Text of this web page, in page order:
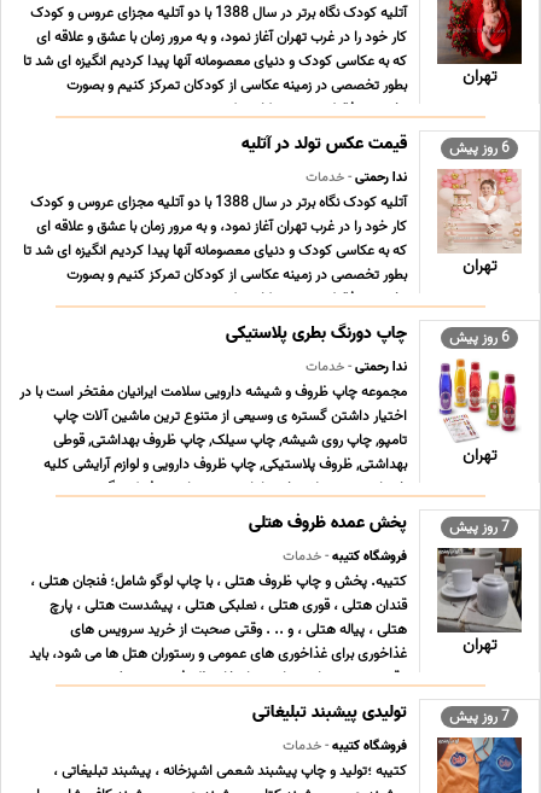
تهران
آتلیه کودک نگاه برتر در سال 1388 با دو آتلیه مجزای عروس و کودک
کار خود را در غرب تهران آغاز نمود، و به مرور زمان با عشق و علاقه ای
که به عکاسی کودک و دنیای معصومانه آنها پیدا کردیم انگیزه ای شد تا
بطور تخصصی در زمینه عکاسی از کودکان تمرکز کنیم و بصورت
تخصصی فقط در زمینه عکاسی کود ... ...
6 روز پیش
تهران
قیمت عکس تولد در آتلیه
ندا رحمتی- خدمات
آتلیه کودک نگاه برتر در سال 1388 با دو آتلیه مجزای عروس و کودک
کار خود را در غرب تهران آغاز نمود، و به مرور زمان با عشق و علاقه ای
که به عکاسی کودک و دنیای معصومانه آنها پیدا کردیم انگیزه ای شد تا
بطور تخصصی در زمینه عکاسی از کودکان تمرکز کنیم و بصورت
تخصصی فقط در زمینه عکاسی کود ... ...
6 روز پیش
تهران
چاپ دورنگ بطری پلاستیکی
ندا رحمتی- خدمات
مجموعه چاپ ظروف و شیشه دارویی سلامت ایرانیان مفتخر است با در
اختیار داشتن گستره ی وسیعی از متنوع ترین ماشین آلات چاپ
تامپو, چاپ روی شیشه, چاپ سیلک, چاپ ظروف بهداشتی, قوطی
بهداشتی, ظروف پلاستیکی, چاپ ظروف دارویی و لوازم آرایشی کلیه
خدمات و محصولات خود را با توجه به نیاز مصرف کنندگ ... ...
7 روز پیش
تهران
پخش عمده ظروف هتلی
فروشگاه کتیبه- خدمات
کتیبه. پخش و چاپ ظروف هتلی ، با چاپ لوگو شامل؛ فنجان هتلی ،
قندان هتلی ، قوری هتلی ، نعلبکی هتلی ، پیشدست هتلی ، پارچ
هتلی ، پیاله هتلی ، و .. . وقتی صحبت از خرید سرویس های
غذاخوری برای غذاخوری های عمومی و رستوران هتل ها می شود، باید
دقت بیشتری داشته باشید. انتخاب ظروف چینی مرغوب ... ...
7 روز پیش تولیدی پیشبند تبلیغاتی
فروشگاه کتیبه- خدمات
کتیبه ؛تولید و چاپ پیشبند شعمی اشپزخانه ، پیشبند تبلیغاتی ،